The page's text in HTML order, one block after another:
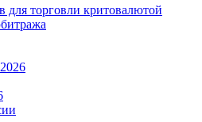
для торговли критовалютой